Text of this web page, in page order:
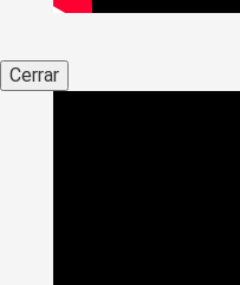
Cerrar